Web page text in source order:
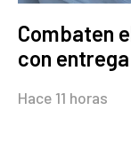
Combaten
con
Hace 11 horas